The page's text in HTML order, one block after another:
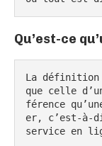
Qu’est-ce
La définition
que celle
férence
er, c’est-à-
service en